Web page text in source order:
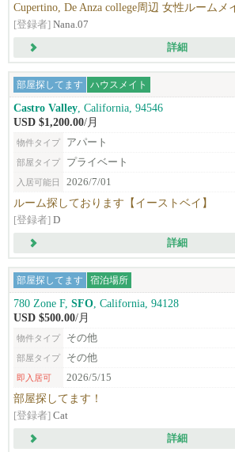
Cupertino, De Anza college周辺 女性ルームメ
[登録者] Nana.07
詳細
部屋探してます ハウスメイト
Castro Valley , California, 94546
USD $1,200.00/月
物件タイプ アパート
部屋タイプ プライベート
入居可能日 2026/7/01
ルーム探しております【イーストベイ】
[登録者] D
詳細
部屋探してます 宿泊場所
780 Zone F, SFO , California, 94128
USD $500.00/月
物件タイプ その他
部屋タイプ その他
即入居可 2026/5/15
部屋探してます！
[登録者] Cat
詳細